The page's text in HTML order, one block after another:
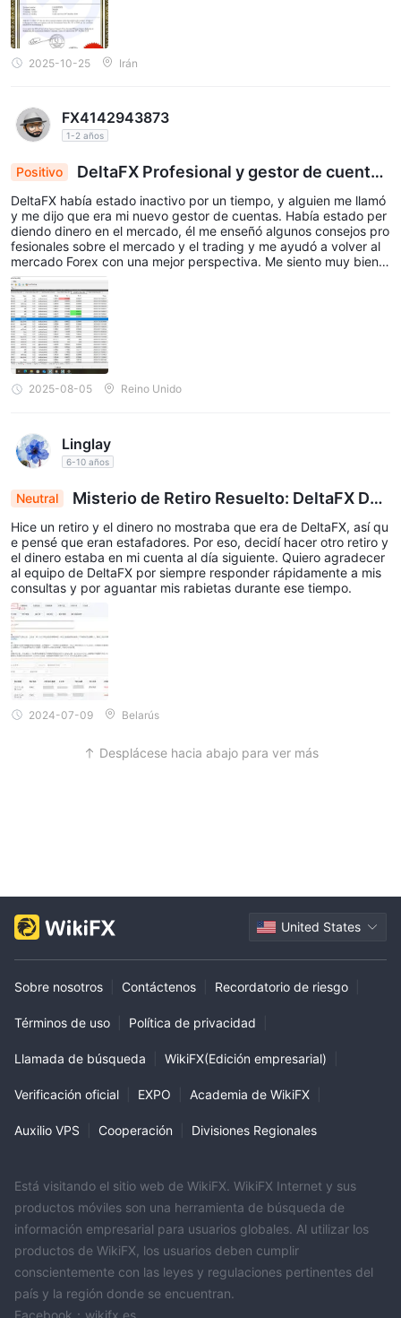
2025-10-25 Irán
FX4142943873
1-2 años
Positivo
DeltaFX Profesional y gestor de cuentas
responsable
DeltaFX había estado inactivo por un tiempo, y alguien me llamó
y me dijo que era mi nuevo gestor de cuentas. Había estado per
diendo dinero en el mercado, él me enseñó algunos consejos pro
fesionales sobre el mercado y el trading y me ayudó a volver al
mercado Forex con una mejor perspectiva. Me siento muy bien c
on su apoyo. Este modelo de apoyo que tienen es genial para m
í.
2025-08-05 Reino Unido
Linglay
6-10 años
Neutral
Misterio de Retiro Resuelto: DeltaFX De
muestra Ser Confiable en Medio de la Confusión
Hice un retiro y el dinero no mostraba que era de DeltaFX, así qu
e pensé que eran estafadores. Por eso, decidí hacer otro retiro y
el dinero estaba en mi cuenta al día siguiente. Quiero agradecer
al equipo de DeltaFX por siempre responder rápidamente a mis
consultas y por aguantar mis rabietas durante ese tiempo.
2024-07-09 Belarús
Desplácese hacia abajo para ver más
United States
Sobre nosotros Contáctenos Recordatorio de riesgo
Términos de uso Política de privacidad
Llamada de búsqueda WikiFX(Edición empresarial)
Verificación oficial EXPO Academia de WikiFX
Auxilio VPS Cooperación Divisiones Regionales
Está visitando el sitio web de WikiFX. WikiFX Internet y sus
productos móviles son una herramienta de búsqueda de
información empresarial para usuarios globales. Al utilizar los
productos de WikiFX, los usuarios deben cumplir
conscientemente con las leyes y regulaciones pertinentes del
país y la región donde se encuentran.
Facebook：wikifx.es